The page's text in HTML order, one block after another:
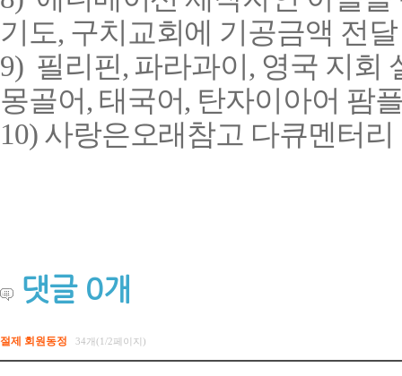
기도, 구치교회에 기공금액 전달
9) 필리핀, 파라과이, 영국 지회
몽골어, 태국어, 탄자이아어 팜
10) 사랑은오래참고 다큐멘터리
댓글 0개
절제 회원동정 34개(1/2페이지)